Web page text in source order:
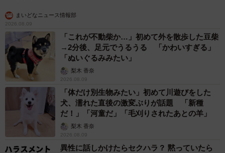
まいどなニュース情報部
2026.08.09
「これが不動柴か…」初めて外を散歩した豆柴
→2分後、足元でうるうる 「かわいすぎる」
「ぬいぐるみみたい」
梨木 香奈
2026.08.09
「体だけ別生物みたい」初めて川遊びをした
犬、濡れた直後の激変ぶりが話題 「新種
だ！」「河童だ」「毛刈りされたあとの羊」
梨木 香奈
2026.08.09
異性に話しかけたらセクハラ？ 黙っていたら